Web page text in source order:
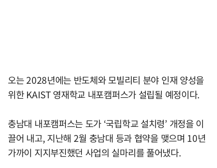
오는 2028년에는 반도체와 모빌리티 분야 인재 양성을
위한 KAIST 영재학교 내포캠퍼스가 설립될 예정이다.
충남대 내포캠퍼스는 도가 ‘국립학교 설치령’ 개정을 이
끌어 내고, 지난해 2월 충남대 등과 협약을 맺으며 10년
가까이 지지부진했던 사업의 실마리를 풀어냈다.